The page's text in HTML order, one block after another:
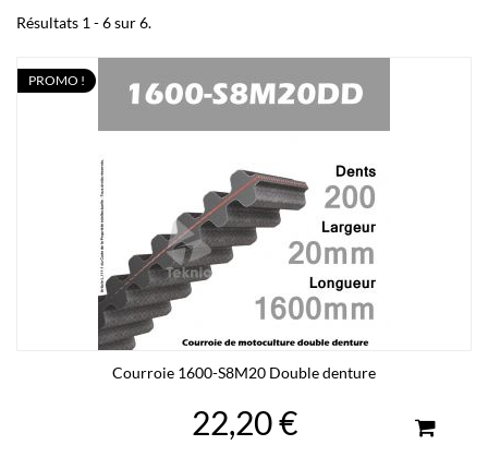
Résultats 1 - 6 sur 6.
PROMO !
Courroie 1600-S8M20 Double denture
22,20 €